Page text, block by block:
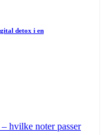
detox i en